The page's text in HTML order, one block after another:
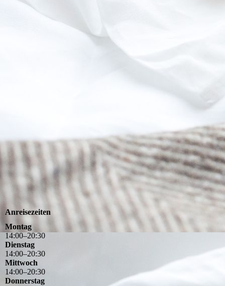
Anreisezeiten
Montag
14:00–20:30
Dienstag
14:00–20:30
Mittwoch
14:00–20:30
Donnerstag